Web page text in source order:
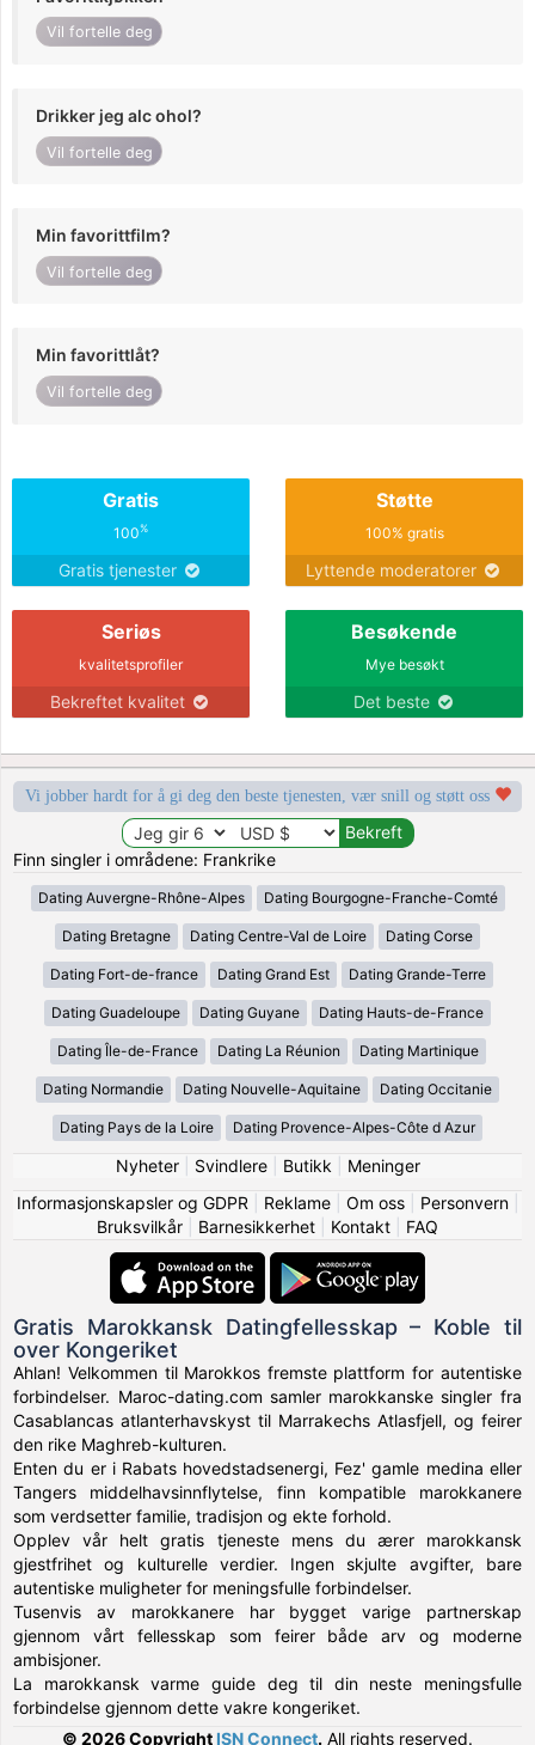
Vil fortelle deg
Drikker jeg alc ohol?
Vil fortelle deg
Min favorittfilm?
Vil fortelle deg
Min favorittlåt?
Vil fortelle deg
Gratis
100%
Gratis tjenester
Støtte
100% gratis
Lyttende moderatorer
Seriøs
kvalitetsprofiler
Bekreftet kvalitet
Besøkende
Mye besøkt
Det beste
Vi jobber hardt for å gi deg den beste tjenesten, vær snill og støtt oss
Finn singler i områdene: Frankrike
Dating Auvergne-Rhône-Alpes Dating Bourgogne-Franche-Comté
Dating Bretagne Dating Centre-Val de Loire Dating Corse
Dating Fort-de-france Dating Grand Est Dating Grande-Terre
Dating Guadeloupe Dating Guyane Dating Hauts-de-France
Dating Île-de-France Dating La Réunion Dating Martinique
Dating Normandie Dating Nouvelle-Aquitaine Dating Occitanie
Dating Pays de la Loire Dating Provence-Alpes-Côte d Azur
Nyheter| Svindlere| Butikk
Meninger
Informasjonskapsler og GDPR
Reklame| Om oss| Personvern|
Bruksvilkår
Barnesikkerhet Kontakt FAQ
Gratis Marokkansk Datingfellesskap – Koble til
over Kongeriket
Ahlan! Velkommen til Marokkos fremste plattform for autentiske
forbindelser. Maroc-dating.com samler marokkanske singler fra
Casablancas atlanterhavskyst til Marrakechs Atlasfjell, og feirer
den rike Maghreb-kulturen.
Enten du er i Rabats hovedstadsenergi, Fez' gamle medina eller
Tangers middelhavsinnflytelse, finn kompatible marokkanere
som verdsetter familie, tradisjon og ekte forhold.
Opplev vår helt gratis tjeneste mens du ærer marokkansk
gjestfrihet og kulturelle verdier. Ingen skjulte avgifter, bare
autentiske muligheter for meningsfulle forbindelser.
Tusenvis av marokkanere har bygget varige partnerskap
gjennom vårt fellesskap som feirer både arv og moderne
ambisjoner.
La marokkansk varme guide deg til din neste meningsfulle
forbindelse gjennom dette vakre kongeriket.
© 2026 Copyright ISN Connect. All rights reserved.